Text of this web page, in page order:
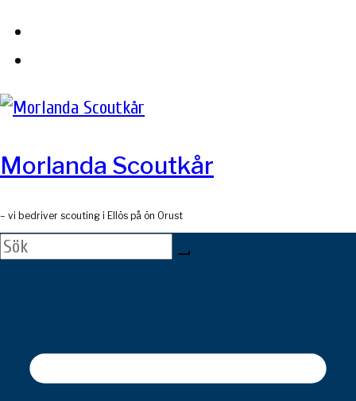
Skip
content
Morlanda Scoutkår
– vi bedriver scouting i Ellös på ön Orust